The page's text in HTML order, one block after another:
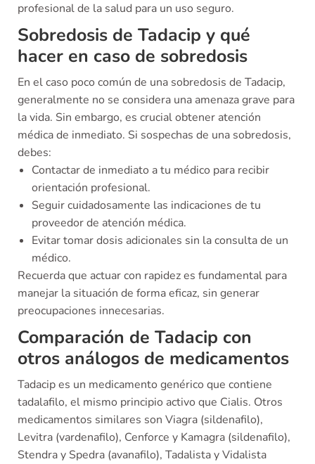
profesional de la salud para un uso seguro.
Sobredosis de Tadacip y qué
hacer en caso de sobredosis
En el caso poco común de una sobredosis de Tadacip,
generalmente no se considera una amenaza grave para
la vida. Sin embargo, es crucial obtener atención
médica de inmediato. Si sospechas de una sobredosis,
debes:
Contactar de inmediato a tu médico para recibir
orientación profesional.
Seguir cuidadosamente las indicaciones de tu
proveedor de atención médica.
Evitar tomar dosis adicionales sin la consulta de un
médico.
Recuerda que actuar con rapidez es fundamental para
manejar la situación de forma eficaz, sin generar
preocupaciones innecesarias.
Comparación de Tadacip con
otros análogos de medicamentos
Tadacip es un medicamento genérico que contiene
tadalafilo, el mismo principio activo que Cialis. Otros
medicamentos similares son Viagra (sildenafilo),
Levitra (vardenafilo), Cenforce y Kamagra (sildenafilo),
Stendra y Spedra (avanafilo), Tadalista y Vidalista